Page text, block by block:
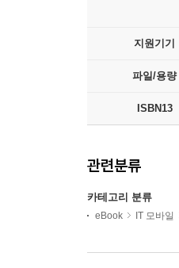
지원기기
파일/용량
ISBN13
관련분류
카테고리 분류
eBook IT 모바일